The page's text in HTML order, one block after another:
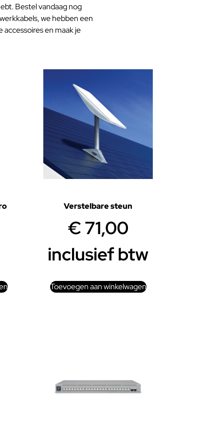
Bestel vandaag nog
we hebben een
en maak je
Verstelbare steun
€71,00
inclusief btw
Toevoegen aan winkelwagen